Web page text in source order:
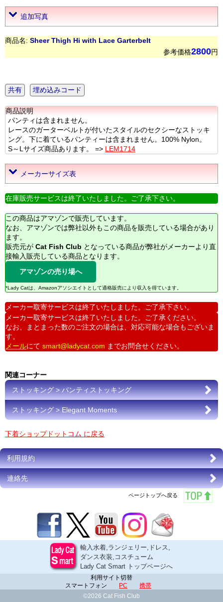
追加写真
商品名: Sheer Thigh Hi with Lace Garterbelt
参考価格2800円
共有 埋め込みコード
商品説明
パンティは含まれません。
レースのガーターベルトが付いたスタイルのセクシーなストッキ
ング。下に着ているパンティーは含まれません。100% Nylon。
S～Lサイズ商品あります。 => LEM1714
メーカーサイズ表
在庫販売サービスは終了いたしました。ご了承下さい。
この商品はアマゾンで販売しています。
なお、アマゾンでは弊社以外もこの商品を販売している場合があり
ます。
販売元が Cat Fish Club となっている商品が弊社がメーカーより直
接輸入販売している商品となります。
アマゾンの売り場へ
*Lady Catは、Amazonアソシエイトとして適格販売により収入を得ています。
メーカー取寄サービスは終了いたしました。ご了承下さい。
メーカー取寄サービスは終了いたしました。ご了承ください。
なお、まとまった数のご注文の場合は、対応可能な場合もございま
す。
メールにて smart@ladycat.com までお問合せください。
関連コーナー
ストッキング > パンティストッキング
ストッキング > Elegant Moments
下着ショップドットコム に戻る
利用規約
連絡先
ページトップへ戻る
輸入水着,ランジェリー,ドレス,
ダンス衣装,コスチューム
Lady Cat Smart トップページへ
利用サイト切替
スマートフォン
PC
携帯
©2026 Cat Fish Club